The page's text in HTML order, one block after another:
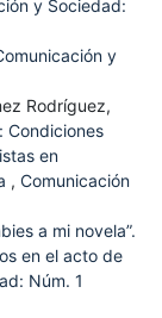
y Sociedad:
y
Rodríguez,
Condiciones
en
, Comunicación
a mi novela”.
en el acto de
Núm. 1